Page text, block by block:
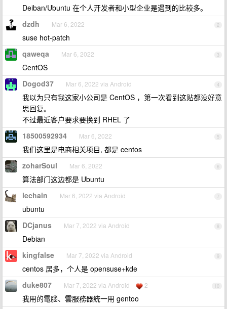
Deiban/Ubuntu 在个人开发者和小型企业是遇到的比较多。
2
dzdh Mar 6, 2022
suse hot-patch
3
qaweqa Mar 6, 2022
CentOS
4
Dogod37 Mar 6, 2022 via Android
我以为只有我这家小公司是 CentOS ，第一次看到这贴都没好意
思回复。
不过最近客户要求要换到 RHEL 了
5
18500592934 Mar 6, 2022
我们这里是电商相关项目, 都是 centos
6
zoharSoul Mar 6, 2022
算法部门这边都是 Ubuntu
7
lechain Mar 6, 2022 via Android
ubuntu
8
DCjanus Mar 7, 2022 via Android
Debian
9
kingfalse Mar 7, 2022 via Android
centos 居多，个人是 opensuse+kde
10
duke807 Mar 7, 2022 via Android 2
我用的電腦、雲服務器統一用 gentoo